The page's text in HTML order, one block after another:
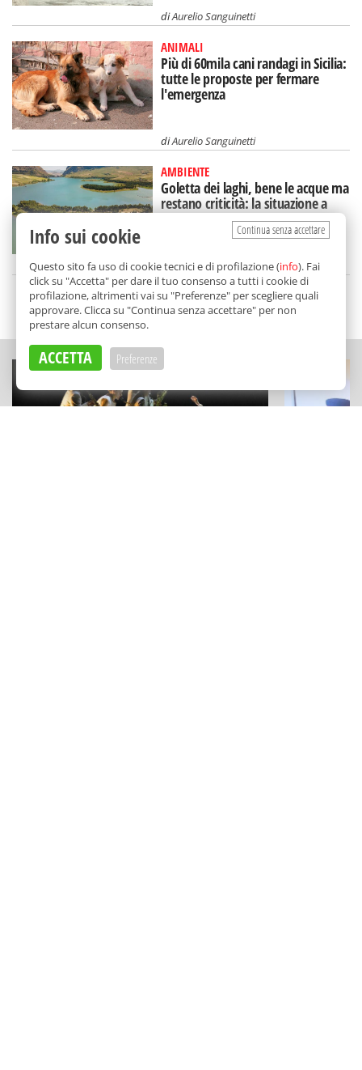
diAurelio Sanguinetti
ANIMALI
Più di 60mila cani randagi in Sicilia:
tutte le proposte per fermare
l'emergenza
diAurelio Sanguinetti
AMBIENTE
Goletta dei laghi, bene le acque ma
restano criticità: la situazione a
Pergusa e a Piana
diAurelio Sanguinetti
SCELTO DA BALARM
Continua senza accettare
Info sui cookie
Questo sito fa uso di cookie tecnici e di profilazione (info). Fai
click su "Accetta" per dare il tuo consenso a tutti i cookie di
profilazione, altrimenti vai su "Preferenze" per scegliere quali
approvare. Clicca su "Continua senza accettare" per non
prestare alcun consenso.
ACCETTA Preferenze